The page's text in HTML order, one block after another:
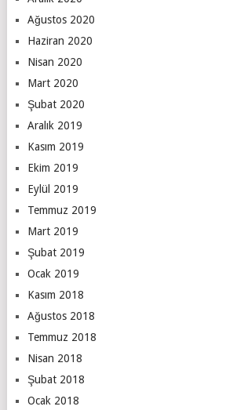
Ağustos 2020
Haziran 2020
Nisan 2020
Mart 2020
Şubat 2020
Aralık 2019
Kasım 2019
Ekim 2019
Eylül 2019
Temmuz 2019
Mart 2019
Şubat 2019
Ocak 2019
Kasım 2018
Ağustos 2018
Temmuz 2018
Nisan 2018
Şubat 2018
Ocak 2018